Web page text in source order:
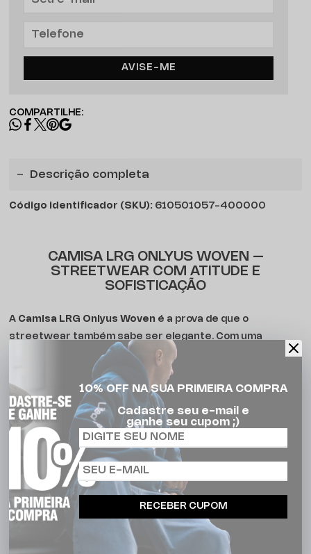
AVISE-ME
COMPARTILHE:
Descrição completa
Código identificador (SKU): 610501057-400000
CAMISA LRG ONLYUS WOVEN –
STREETWEAR COM ATITUDE E
SOFISTICAÇÃO
A Camisa LRG Onlyus Woven é a prova de que o
streetwear também sabe ser elegante. Com uma
modelagem clássica
e visual bem estruturado, essa
peça traz o DNA urbano da LRG aliado a um acabamento
refinado. Ideal para compor looks casuais ou elevar
produções com mais atitude.
Confeccionada em
Tecido Tricolino Monaco, uma mescla
de algodão com elastano, ela proporciona conforto com
toque macio e caimento ajustado. Os
com lapela e botão adicionam funcionalidade e estilo,
enquanto as etiquetas personalizadas LRGselam a
autenticidade da peça.
Seja para o rolê ou para ocasiões mais alinhadas, a Onlyus
Woven é versátil e firme no propósito: destacar quem
10% OFF NA SUA PRIMEIRA COMPRA
Cadastre seu e-mail e
ganhe seu cupom ;)
RECEBER CUPOM